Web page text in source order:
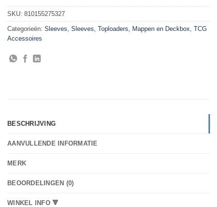
SKU: 810155275327
Categorieën: Sleeves, Sleeves, Toploaders, Mappen en Deckbox, TCG
Accessoires
BESCHRIJVING
AANVULLENDE INFORMATIE
MERK
BEOORDELINGEN (0)
WINKEL INFO 🔻